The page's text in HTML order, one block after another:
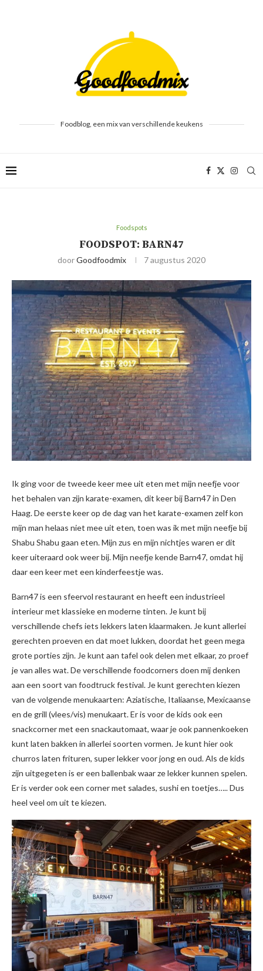
Foodblog, een mix van verschillende keukens
Foodspots
FOODSPOT: BARN47
doorGoodfoodmix 7 augustus 2020
Ik ging voor de tweede keer mee uit eten met mijn neefje voor
het behalen van zijn karate-examen, dit keer bij Barn47 in Den
Haag. De eerste keer op de dag van het karate-examen zelf kon
mijn man helaas niet mee uit eten, toen was ik met mijn neefje bij
Shabu Shabu gaan eten. Mijn zus en mijn nichtjes waren er dit
keer uiteraard ook weer bij. Mijn neefje kende Barn47, omdat hij
daar een keer met een kinderfeestje was.
Barn47 is een sfeervol restaurant en heeft een industrieel
interieur met klassieke en moderne tinten. Je kunt bij
verschillende chefs iets lekkers laten klaarmaken. Je kunt allerlei
gerechten proeven en dat moet lukken, doordat het geen mega
grote porties zijn. Je kunt aan tafel ook delen met elkaar, zo proef
je van alles wat. De verschillende foodcorners doen mij denken
aan een soort van foodtruck festival. Je kunt gerechten kiezen
van de volgende menukaarten: Aziatische, Italiaanse, Mexicaanse
en de grill (vlees/vis) menukaart. Er is voor de kids ook een
snackcorner met een snackautomaat, waar je ook pannenkoeken
kunt laten bakken in allerlei soorten vormen. Je kunt hier ook
churros laten frituren, super lekker voor jong en oud. Als de kids
zijn uitgegeten is er een ballenbak waar ze lekker kunnen spelen.
Er is verder ook een corner met salades, sushi en toetjes….. Dus
heel veel om uit te kiezen.